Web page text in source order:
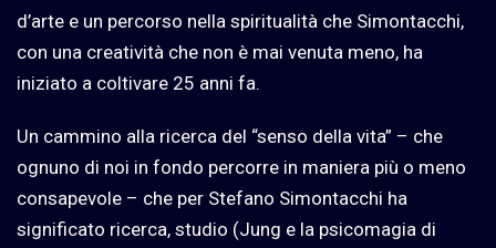
d’arte e un percorso nella spiritualità che Simontacchi,
con una creatività che non è mai venuta meno, ha
iniziato a coltivare 25 anni fa.
Un cammino alla ricerca del “senso della vita” – che
ognuno di noi in fondo percorre in maniera più o meno
consapevole – che per Stefano Simontacchi ha
significato ricerca, studio (Jung e la psicomagia di